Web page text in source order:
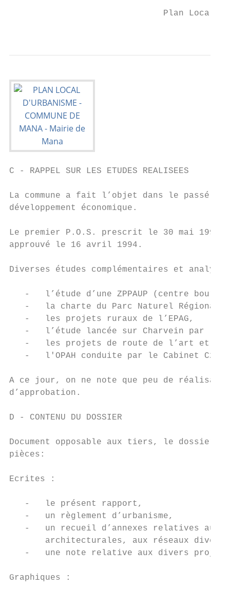
Plan Local
C - RAPPEL SUR LES ETUDES REALISEES
La commune a fait l’objet dans le passé de
développement économique.
Le premier P.O.S. prescrit le 30 mai
approuvé le 16 avril 1994.
Diverses études complémentaires et
   -   l’étude d’une ZPPAUP (centre bourg),
   -   la charte du Parc Naturel Régional,
   -   les projets ruraux de l’EPAG,
-   l’étude lancée sur Charvein par
-   les projets de route de l’art et de
   -   l'OPAH conduite par le Cabinet C2R.
A ce jour, on ne note que peu de
d’approbation.
D - CONTENU DU DOSSIER
Document opposable aux tiers, le dossier
pièces:
Ecrites :
   -   le présent rapport,
   -   un règlement d’urbanisme,
-   un recueil d’annexes relatives aux
architecturales, aux réseaux divers
-   une note relative aux divers
Graphiques :